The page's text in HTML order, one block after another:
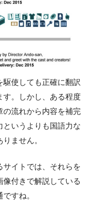
使しても正確に翻訳
す。しかし、ある程度
の流れから内容を補完
いうよりも国語力な
ません。
イトでは、それらを
付きで解説している
すね。